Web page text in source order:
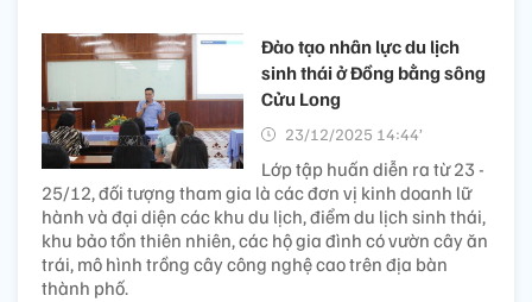
Đào tạo nhân lực du lịch
sinh thái ở Đồng bằng sông
Cửu Long
23/12/2025 14:44’
Lớp tập huấn diễn ra từ 23 -
25/12, đối tượng tham gia là các đơn vị kinh doanh lữ
hành và đại diện các khu du lịch, điểm du lịch sinh thái,
khu bảo tồn thiên nhiên, các hộ gia đình có vườn cây ăn
trái, mô hình trồng cây công nghệ cao trên địa bàn
thành phố.